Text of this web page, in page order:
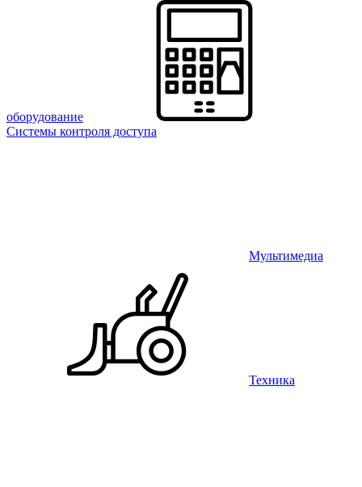
оборудование
Системы контроля доступа
Мультимедиа
Техника